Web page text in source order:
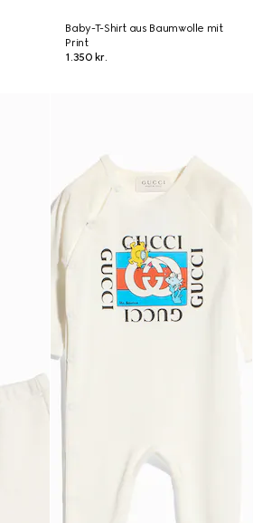
Baby-T-Shirt aus Baumwolle mit
Print
1.350 kr.